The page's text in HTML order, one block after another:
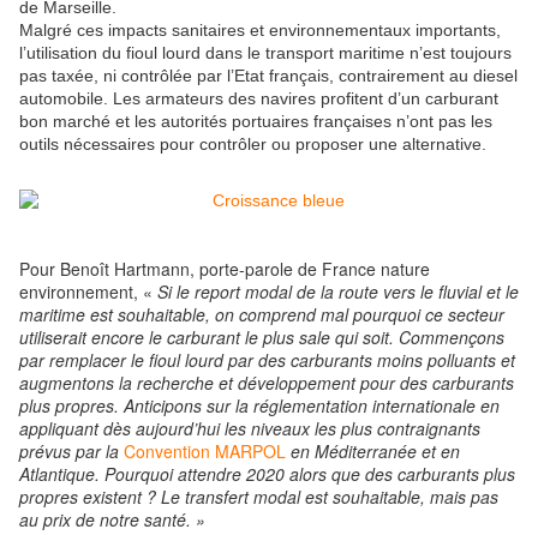
de Marseille.
Malgré ces impacts sanitaires et environnementaux importants,
l’utilisation du fioul lourd dans le transport maritime n’est toujours
pas taxée, ni contrôlée par l’Etat français, contrairement au diesel
automobile. Les armateurs des navires profitent d’un carburant
bon marché et les autorités portuaires françaises n’ont pas les
outils nécessaires pour contrôler ou proposer une alternative.
Pour Benoît Hartmann, porte-parole de France nature
environnement, « Si le report modal de la route vers le fluvial et le
maritime est souhaitable, on comprend malpourquoi ce secteur
utiliserait encore le carburant le plus sale qui soit. Commençons
par remplacer le fioul lourd par des carburants moins polluants et
augmentons la recherche et développement pour des carburants
plus propres. Anticipons sur la réglementation internationale en
appliquant dès aujourd’hui les niveaux les plus contraignants
prévus par la Convention MARPOL en Méditerranée et en
Atlantique. Pourquoi attendre 2020 alors que des carburants plus
propres existent ? Le transfert modal est souhaitable, mais pas
au prix de notre santé. »